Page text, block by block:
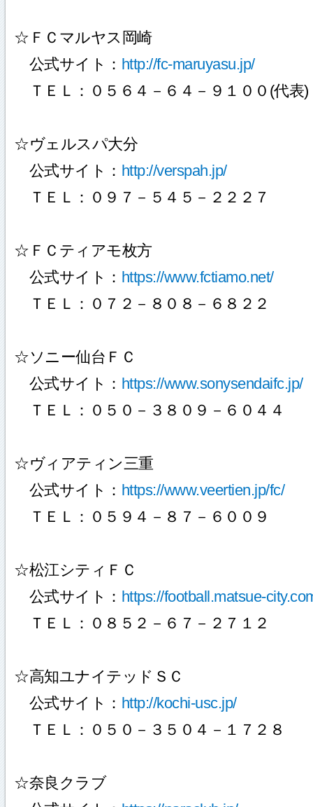
☆ＦＣマルヤス岡崎
公式サイト： http://fc-maruyasu.jp/
ＴＥＬ：０５６４－６４－９１００(代表)
☆ヴェルスパ大分
公式サイト： http://verspah.jp/
ＴＥＬ：０９７－５４５－２２２７
☆ＦＣティアモ枚方
公式サイト： https://www.fctiamo.net/
ＴＥＬ：０７２－８０８－６８２２
☆ソニー仙台ＦＣ
公式サイト： https://www.sonysendaifc.jp/
ＴＥＬ：０５０－３８０９－６０４４
☆ヴィアティン三重
公式サイト： https://www.veertien.jp/fc/
ＴＥＬ：０５９４－８７－６００９
☆松江シティＦＣ
公式サイト： https://football.matsue-
ＴＥＬ：０８５２－６７－２７１２
☆高知ユナイテッドＳＣ
公式サイト： http://kochi-usc.jp/
ＴＥＬ：０５０－３５０４－１７２８
☆奈良クラブ